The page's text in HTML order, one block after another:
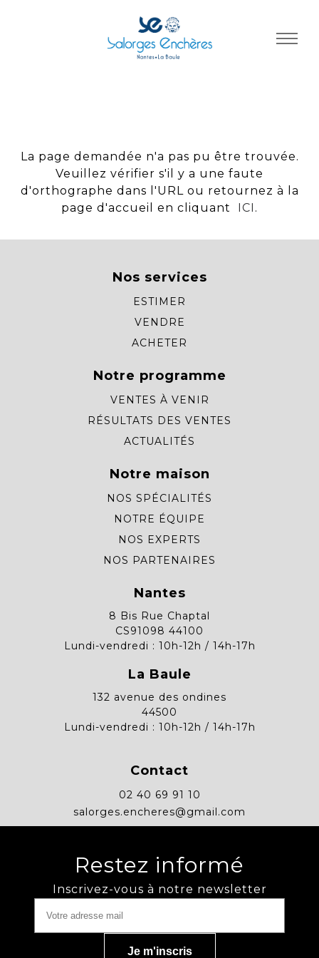
La page demandée n'a pas pu être trouvée.
Veuillez vérifier s'il y a une faute
d'orthographe dans l'URL ou retournez à la
page d'accueil en cliquant
ICI .
Nos services
ESTIMER
VENDRE
ACHETER
Notre programme
VENTES À VENIR
RÉSULTATS DES VENTES
ACTUALITÉS
Notre maison
NOS SPÉCIALITÉS
NOTRE ÉQUIPE
NOS EXPERTS
NOS PARTENAIRES
Nantes
8 Bis Rue Chaptal
CS91098 44100
Lundi-vendredi : 10h-12h / 14h-17h
La Baule
132 avenue des ondines
44500
Lundi-vendredi : 10h-12h / 14h-17h
Contact
02 40 69 91 10
salorges.encheres@gmail.com
Restez informé
Inscrivez-vous à notre newsletter